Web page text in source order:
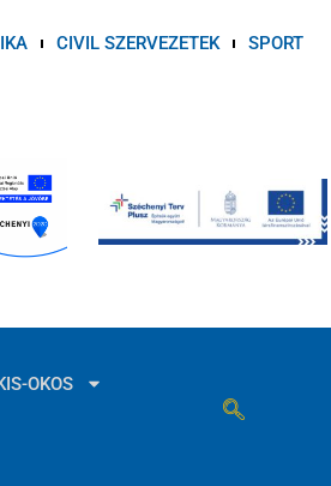
CIVIL SZERVEZETEK SPORT
OKOS